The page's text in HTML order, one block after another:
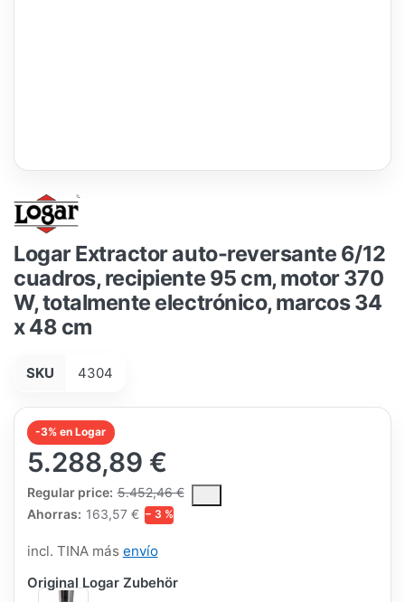
Logar Extractor auto-reversante 6/12
cuadros, recipiente 95 cm, motor 370
W, totalmente electrónico, marcos 34
x 48 cm
SKU 4304
-3% en Logar
5.288,89 €
Regular price: 5.452,46 €
The Regular Price is the median selling price paid by
Ahorras: 163,57 € − 3 %
incl. TINA más envío
Original Logar Zubehör